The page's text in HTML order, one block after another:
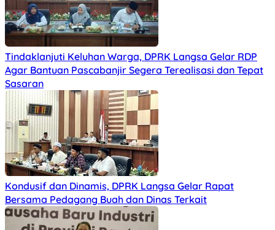
Tindaklanjuti Keluhan Warga, DPRK Langsa Gelar RDP
Agar Bantuan Pascabanjir Segera Terealisasi dan Tepat
Sasaran
Kondusif dan Dinamis, DPRK Langsa Gelar Rapat
Bersama Pedagang Buah dan Dinas Terkait